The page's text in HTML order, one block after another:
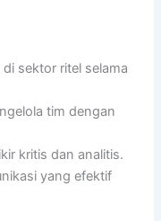
sektor ritel selama
tim dengan
kritis dan analitis.
yang efektif